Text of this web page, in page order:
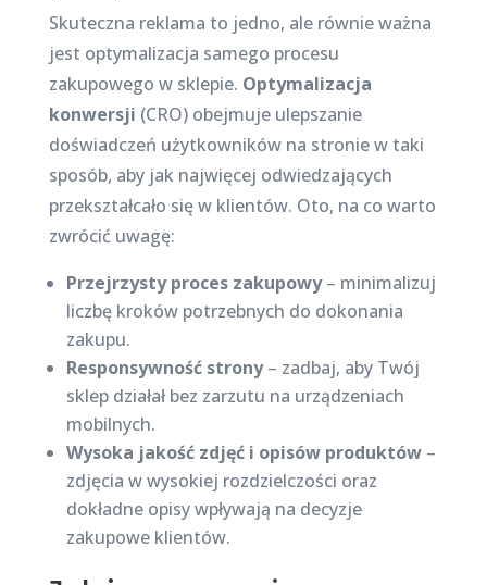
Skuteczna reklama to jedno, ale równie ważna
jest optymalizacja samego procesu
zakupowego w sklepie. Optymalizacja
konwersji (CRO) obejmuje ulepszanie
doświadczeń użytkowników na stronie w taki
sposób, aby jak najwięcej odwiedzających
przekształcało się w klientów. Oto, na co warto
zwrócić uwagę:
Przejrzysty proces zakupowy– minimalizuj
liczbę kroków potrzebnych do dokonania
zakupu.
Responsywność strony– zadbaj, aby Twój
sklep działał bez zarzutu na urządzeniach
mobilnych.
Wysoka jakość zdjęć i opisów produktów–
zdjęcia w wysokiej rozdzielczości oraz
dokładne opisy wpływają na decyzje
zakupowe klientów.